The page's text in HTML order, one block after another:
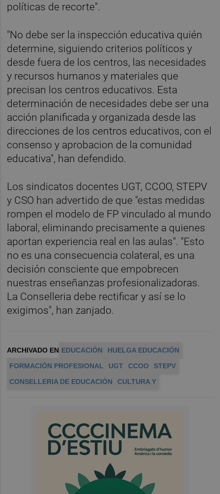
políticas de recorte".
"No debe ser la inspección educativa quién
determine, siguiendo criterios políticos y
desde fuera de los centros, las necesidades
y recursos humanos y materiales que
precisan los centros educativos. Esta
determinación de necesidades debe ser una
acción planificada y organizada desde las
direcciones de los centros educativos, con el
consenso y aprobacion de la comunidad
educativa", han defendido.
Los sindicatos docentes UGT, CCOO, STEPV
y CSO han advertido de que "estas medidas
rompen el modelo de FP vinculado al mundo
laboral, eliminando precisamente a quienes
aportan experiencia real en las aulas". "Esto
no es una consecuencia colateral, es una
decisión consciente que empobrecen
nuestras enseñanzas profesionalizadoras.
La Conselleria debe rectificar y así se lo
exigimos", han zanjado.
ARCHIVADO EN EDUCACIÓN
HUELGA EDUCACIÓN
FORMACIÓN PROFESIONAL
UGT CCOO
STEPV
CONSELLERIA DE EDUCACIÓN
CULTURA Y